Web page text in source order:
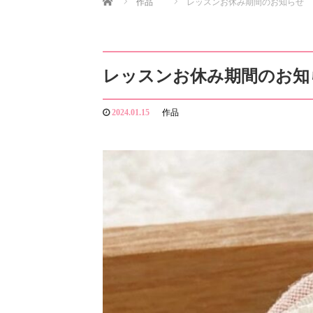
作品 レッスンお休み期間のお知らせ
レッスンお休み期間のお
2024.01.15 作品